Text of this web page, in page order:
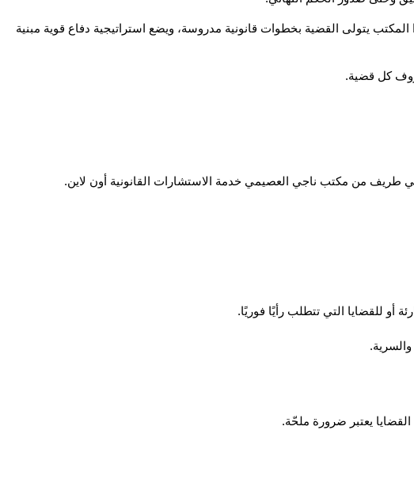
كل قضية.
طريف من مكتب ناجي العصيمي خدمة الاستشارات القانونية أون لاين.
للقضايا التي تتطلب رأيًا فوريًا.
يعتبر ضرورة ملحّة.